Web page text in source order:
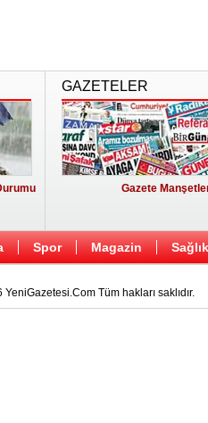
GAZETELER
Gazete
Spor Magazin Sağlık
Tüm hakları saklıdır.